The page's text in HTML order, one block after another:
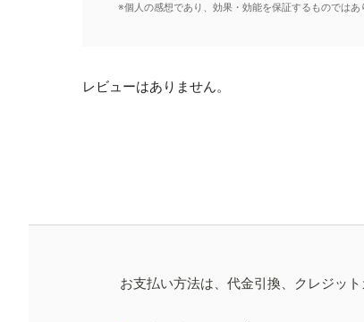
※個人の感想であり、効果・効能を保証するものではあ
レビューはありません。
お支払い方法は、代金引換、クレジッ